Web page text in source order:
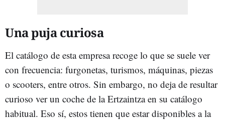
Una puja curiosa
El catálogo de esta empresa recoge lo que se suele ver
con frecuencia: furgonetas, turismos, máquinas, piezas
o scooters, entre otros. Sin embargo, no deja de resultar
curioso ver un coche de la Ertzaintza en su catálogo
habitual. Eso sí, estos tienen que estar disponibles a la